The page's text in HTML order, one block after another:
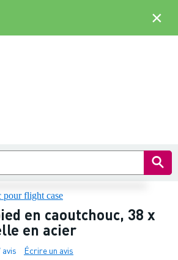
pour flight case
en caoutchouc, 38 x
en acier
avis Écrire un avis
×